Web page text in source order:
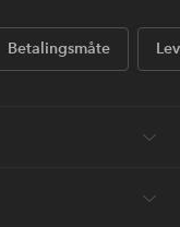
Betalingsmåte